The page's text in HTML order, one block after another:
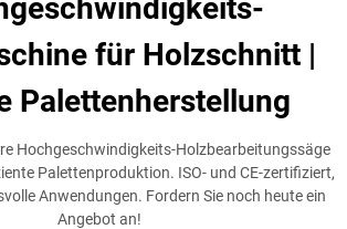
für Holzschnitt |
Palettenherstellung
Hochgeschwindigkeits-Holzbearbeitungssäge
Palettenproduktion. ISO- und CE-zertifiziert,
Anwendungen. Fordern Sie noch heute ein
Angebot an!